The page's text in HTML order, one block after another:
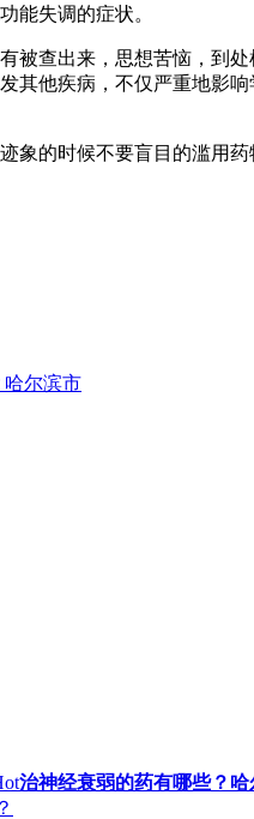
能失调的症状。
查出来，思想苦恼，到处
其他疾病，不仅严重地影
的时候不要盲目的滥用
尔滨市
治神经衰弱的药有哪些？